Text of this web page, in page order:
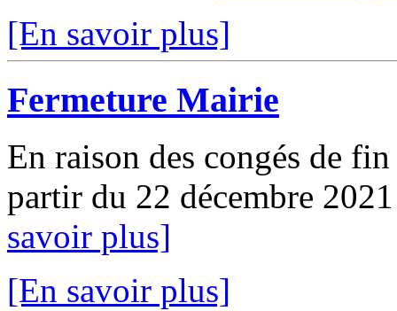
[En savoir plus]
Fermeture Mairie
En raison des congés de
partir du 22 décembre
savoir plus]
[En savoir plus]